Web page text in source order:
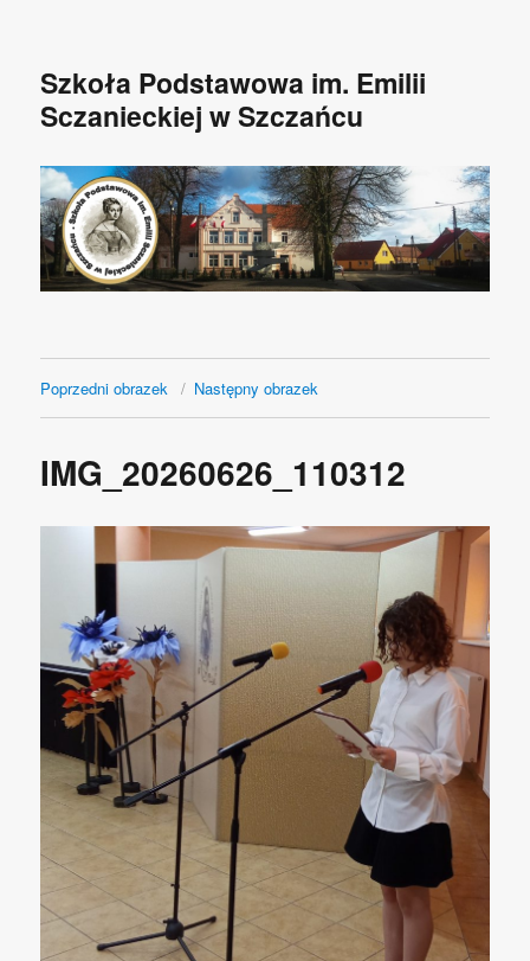
Szkoła Podstawowa im. Emilii
Sczanieckiej w Szczańcu
Poprzedni obrazek Następny obrazek
IMG_20260626_110312